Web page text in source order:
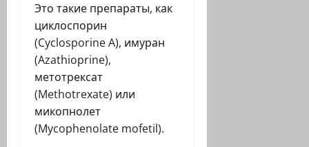
Это такие препараты, как
циклоспорин
(Cyclosporine A), имуран
(Azathioprine),
метотрексат
(Methotrexate) или
микопнолет
(Mycophenolate mofetil).